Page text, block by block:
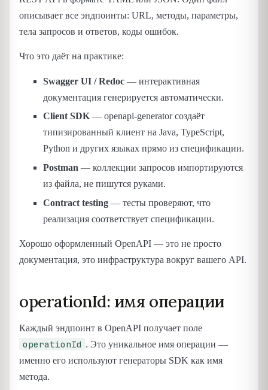
описывает все эндпоинты: URL, методы, параметры,
тела запросов и ответов, коды ошибок.
Что это даёт на практике:
Swagger UI / Redoc — интерактивная
документация генерируется автоматически.
Client SDK — openapi-generator создаёт
типизированный клиент на Java, TypeScript,
Python и других языках прямо из спецификации.
Postman — коллекции запросов импортируются
из файла, не пишутся руками.
Contract testing — тесты проверяют, что
реализация соответствует спецификации.
Хорошо оформленный OpenAPI — это не просто
документация, это инфраструктура вокруг вашего API.
operationId: имя операции
Каждый эндпоинт в OpenAPI получает поле
operationId . Это уникальное имя операции —
именно его используют генераторы SDK как имя
метода.